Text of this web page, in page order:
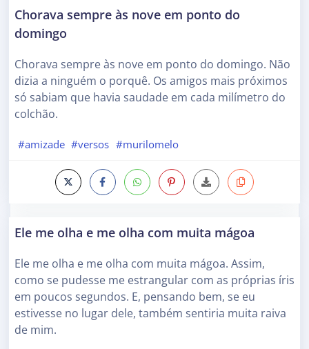
Chorava sempre às nove em ponto do
domingo
Chorava sempre às nove em ponto do domingo. Não
dizia a ninguém o porquê. Os amigos mais próximos
só sabiam que havia saudade em cada milímetro do
colchão.
#amizade #versos #murilomelo
Ele me olha e me olha com muita mágoa
Ele me olha e me olha com muita mágoa. Assim,
como se pudesse me estrangular com as próprias íris
em poucos segundos. E, pensando bem, se eu
estivesse no lugar dele, também sentiria muita raiva
de mim.